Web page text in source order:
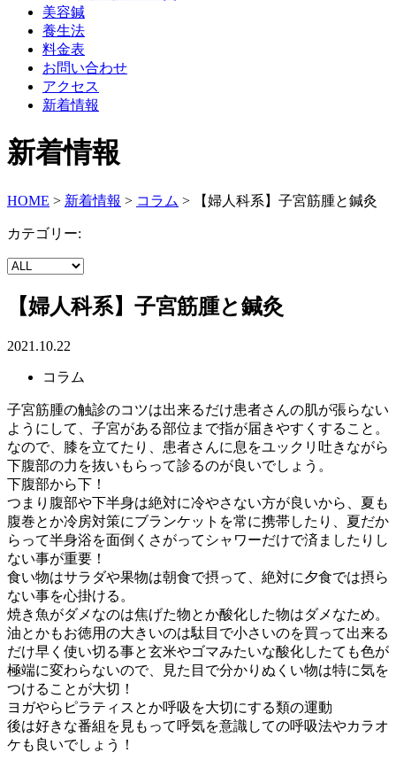
美容鍼
養生法
料金表
お問い合わせ
アクセス
新着情報
新着情報
HOME > 新着情報 > コラム > 【婦人科系】子宮筋腫と鍼灸
カテゴリー:
【婦人科系】子宮筋腫と鍼灸
2021.10.22
コラム
子宮筋腫の触診のコツは出来るだけ患者さんの肌が張らない
ようにして、子宮がある部位まで指が届きやすくすること。
なので、膝を立てたり、患者さんに息をユックリ吐きながら
下腹部の力を抜いもらって診るのが良いでしょう。
下腹部から下！
つまり腹部や下半身は絶対に冷やさない方が良いから、夏も
腹巻とか冷房対策にブランケットを常に携帯したり、夏だか
らって半身浴を面倒くさがってシャワーだけで済ましたりし
ない事が重要！
食い物はサラダや果物は朝食で摂って、絶対に夕食では摂ら
ない事を心掛ける。
焼き魚がダメなのは焦げた物とか酸化した物はダメなため。
油とかもお徳用の大きいのは駄目で小さいのを買って出来る
だけ早く使い切る事と玄米やゴマみたいな酸化したても色が
極端に変わらないので、見た目で分かりぬくい物は特に気を
つけることが大切！
ヨガやらピラティスとか呼吸を大切にする類の運動
後は好きな番組を見もって呼気を意識しての呼吸法やカラオ
ケも良いでしょう！